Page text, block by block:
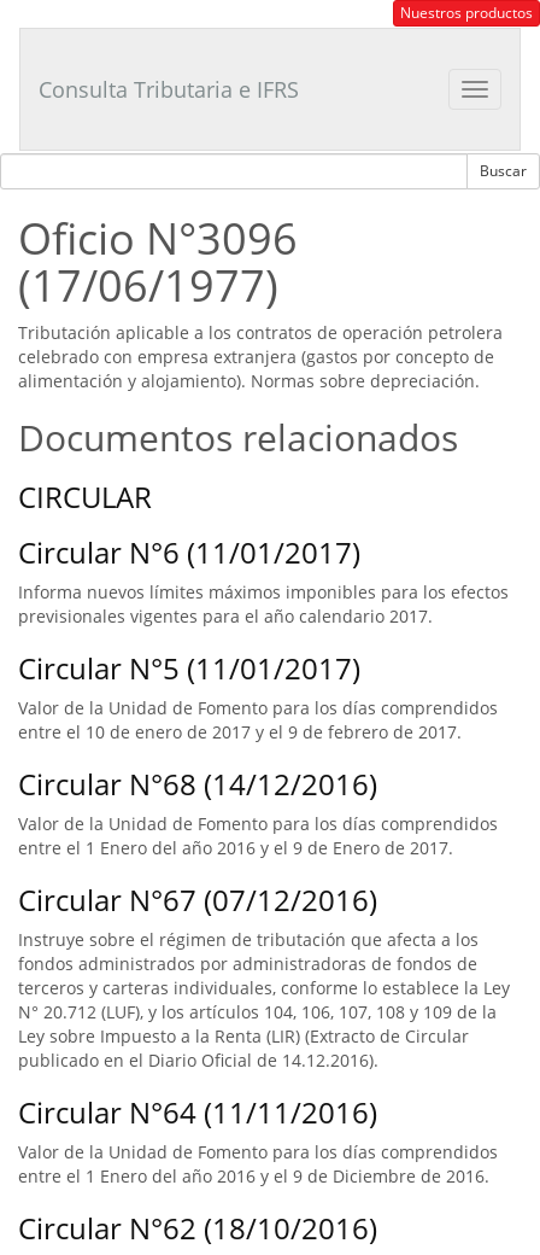
Tributario
Nuestros productos
Toggle
Consulta Tributaria e IFRS
Oficio N°3096
(17/06/1977)
Tributación aplicable a los contratos de operación petrolera
celebrado con empresa extranjera (gastos por concepto de
alimentación y alojamiento). Normas sobre depreciación.
Documentos relacionados
CIRCULAR
Circular N°6 (11/01/2017)
Informa nuevos límites máximos imponibles para los efectos
previsionales vigentes para el año calendario 2017.
Circular N°5 (11/01/2017)
Valor de la Unidad de Fomento para los días comprendidos
entre el 10 de enero de 2017 y el 9 de febrero de 2017.
Circular N°68 (14/12/2016)
Valor de la Unidad de Fomento para los días comprendidos
entre el 1 Enero del año 2016 y el 9 de Enero de 2017.
Circular N°67 (07/12/2016)
Instruye sobre el régimen de tributación que afecta a los
fondos administrados por administradoras de fondos de
terceros y carteras individuales, conforme lo establece la Ley
N° 20.712 (LUF), y los artículos 104, 106, 107, 108 y 109 de la
Ley sobre Impuesto a la Renta (LIR) (Extracto de Circular
publicado en el Diario Oficial de 14.12.2016).
Circular N°64 (11/11/2016)
Valor de la Unidad de Fomento para los días comprendidos
entre el 1 Enero del año 2016 y el 9 de Diciembre de 2016.
Circular N°62 (18/10/2016)